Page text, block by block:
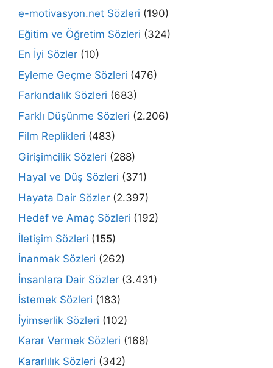
e-motivasyon.net Sözleri (190)
Eğitim ve Öğretim Sözleri (324)
En İyi Sözler (10)
Eyleme Geçme Sözleri (476)
Farkındalık Sözleri (683)
Farklı Düşünme Sözleri (2.206)
Film Replikleri (483)
Girişimcilik Sözleri (288)
Hayal ve Düş Sözleri (371)
Hayata Dair Sözler (2.397)
Hedef ve Amaç Sözleri (192)
İletişim Sözleri (155)
İnanmak Sözleri (262)
İnsanlara Dair Sözler (3.431)
İstemek Sözleri (183)
İyimserlik Sözleri (102)
Karar Vermek Sözleri (168)
Kararlılık Sözleri (342)